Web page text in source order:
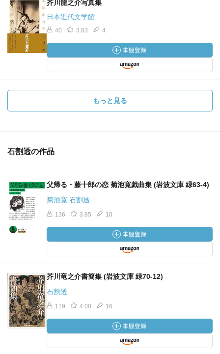
芥川龍之介写真集
日本近代文学館
40 3.83 4
もっと見る
石割透の作品
父帰る・藤十郎の恋 菊池寛戯曲集 (岩波文庫 緑63-4)
菊池寛 石割透
136 3.85 10
芥川竜之介書簡集 (岩波文庫 緑70-12)
石割透
119 4.00 16